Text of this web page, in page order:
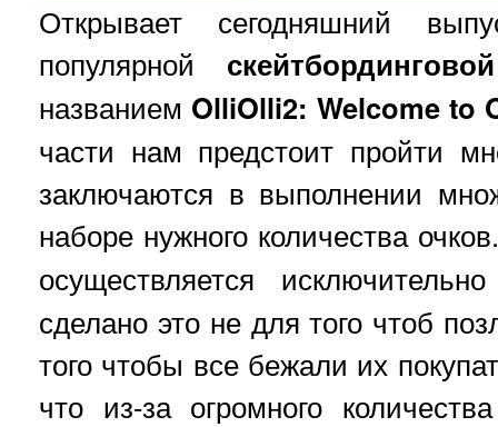
Открывает сегодняшний
популярной скейтбординговой
названием OlliOlli2: Welcome to
части нам предстоит пройти
заключаются в выполнении
наборе нужного количества
осуществляется
сделано это не для того чтоб
того чтобы все бежали их
что из-за огромного